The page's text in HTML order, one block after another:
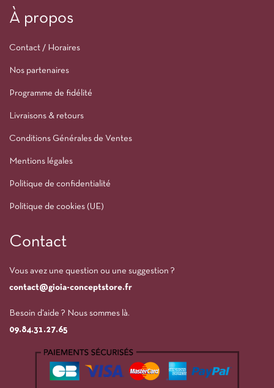
À propos
Contact / Horaires
Nos partenaires
Programme de fidélité
Livraisons & retours
Conditions Générales de Ventes
Mentions légales
Politique de confidentialité
Politique de cookies (UE)
Contact
Vous avez une question ou une suggestion ?
contact@gioia-conceptstore.fr
Besoin d’aide ? Nous sommes là.
09.84.31.27.65